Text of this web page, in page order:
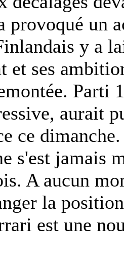
provoqué un
y a
et ses
Parti
aurait
ce
s'est jamais
A aucun
la
est une